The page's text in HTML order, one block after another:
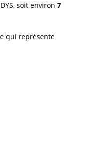
soit environ 7
qui représente